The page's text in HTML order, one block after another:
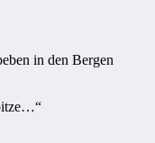
in den Bergen